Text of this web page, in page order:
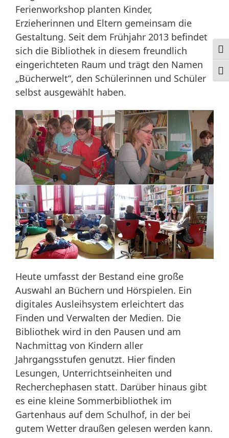
Ferienworkshop planten Kinder,
Erzieherinnen und Eltern gemeinsam die
Gestaltung. Seit dem Frühjahr 2013 befindet
sich die Bibliothek in diesem freundlich
eingerichteten Raum und trägt den Namen
„Bücherwelt“, den Schülerinnen und Schüler
selbst ausgewählt haben.
Heute umfasst der Bestand eine große
Auswahl an Büchern und Hörspielen. Ein
digitales Ausleihsystem erleichtert das
Finden und Verwalten der Medien. Die
Bibliothek wird in den Pausen und am
Nachmittag von Kindern aller
Jahrgangsstufen genutzt. Hier finden
Lesungen, Unterrichtseinheiten und
Recherchephasen statt. Darüber hinaus gibt
es eine kleine Sommerbibliothek im
Gartenhaus auf dem Schulhof, in der bei
gutem Wetter draußen gelesen werden kann.